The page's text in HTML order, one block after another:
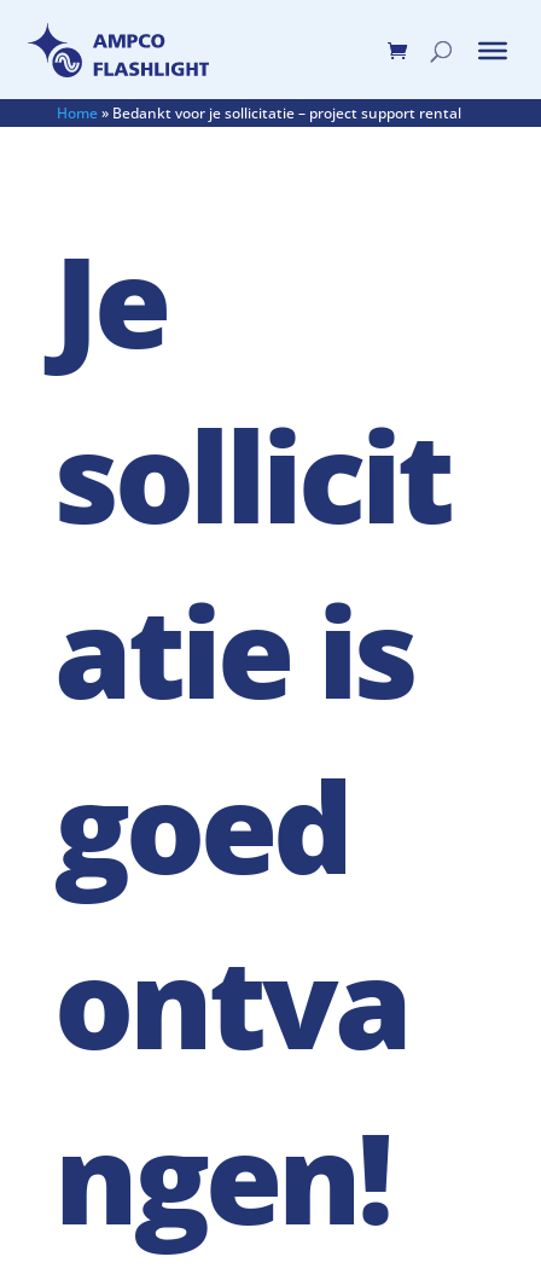
Home» Bedankt voor je sollicitatie – project support rental
Je
sollicit
atie is
goed
ontva
ngen!